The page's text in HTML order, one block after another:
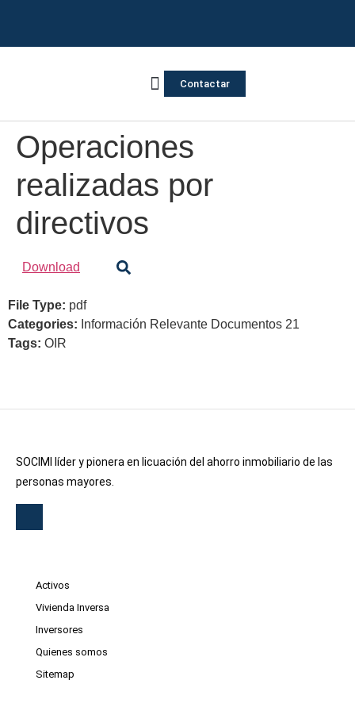
Contactar
Operaciones
realizadas por
directivos
Download
File Type: pdf
Categories: Información Relevante Documentos 21
Tags: OIR
SOCIMI líder y pionera en licuación del ahorro inmobiliario de las
personas mayores.
Activos
Vivienda Inversa
Inversores
Quienes somos
Sitemap